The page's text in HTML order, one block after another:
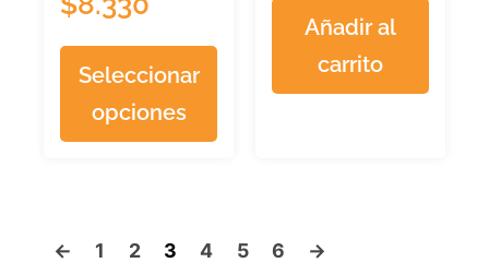
Seleccionar
opciones
Añadir al
carrito
← 1 2 3 4 5 6 →